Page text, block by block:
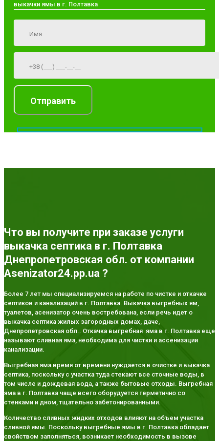
выкачки ямы в г. Полтавка
Что вы получите при заказе услуги
выкачка септика в г. Полтавка
Днепропетровская обл. от компании
Asenizator24.pp.ua ?
Более 7 лет мы специализируемся на работе по чистке и откачке
септиков и канализаций в г. Полтавка. Выкачка выгребных ям,
туалетов, асенизатор очень востребована, если речь идет о
выкачка септика жилых загородных домах, даче,
Днепропетровская обл.. Откачка выгребная яма в г. Полтавка еще
называют сливная яма, необходима для чистки и ассенизации
канализации.
Выгребная яма время от времени нуждается в очистке и выкачка
септика, поскольку с участка туда стекают все сточные воды, в
том числе и дождевая вода, а также бытовые отходы. Выгребная
яма в г. Полтавка чаще всего оборудуется герметично со
стенками и дном, тщательно забетонированными.
Количество сливных жидких отходов влияют на объем участка
сливной ямы. Поскольку выгребные ямы в г. Полтавка обладает
свойством заполняться, возникает необходимость в вызове